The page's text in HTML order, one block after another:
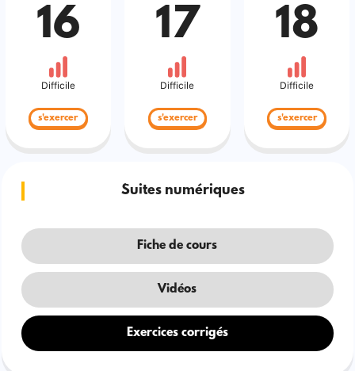
16
Difficile
s'exercer
17
Difficile
s'exercer
18
Difficile
s'exercer
Suites numériques
Fiche de cours
Vidéos
Exercices corrigés